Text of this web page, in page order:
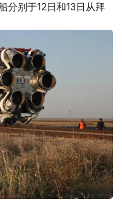
别于12日和13日从拜